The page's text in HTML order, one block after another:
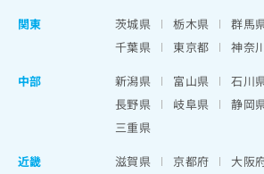
関東
茨城県 栃木県 群馬
千葉県
東京都 神奈
中部
新潟県 富山県 石川
長野県
岐阜県 静岡
三重県
近畿
滋賀県 京都府 大阪